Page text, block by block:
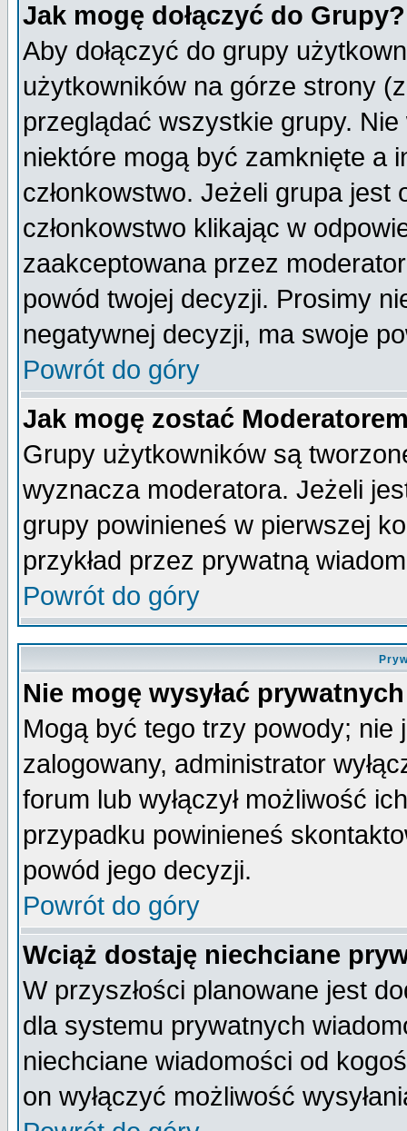
Jak mogę dołączyć do Grupy?
Aby dołączyć do grupy
użytkowników na górze strony
przeglądać wszystkie grupy.
niektóre mogą być zamknięte a
członkowstwo. Jeżeli grupa
członkowstwo klikając w
zaakceptowana przez
powód twojej decyzji. Prosimy
negatywnej decyzji, ma swoje
Powrót do góry
Jak mogę zostać
Grupy użytkowników są
wyznacza moderatora. Jeżeli
grupy powinieneś w pierwszej
przykład przez prywatną
Powrót do góry
Nie mogę wysyłać
Mogą być tego trzy powody;
zalogowany, administrator
forum lub wyłączył możliwość
przypadku powinieneś
powód jego decyzji.
Powrót do góry
Wciąż dostaję niechciane
W przyszłości planowane jest
dla systemu prywatnych
niechciane wiadomości od
on wyłączyć możliwość